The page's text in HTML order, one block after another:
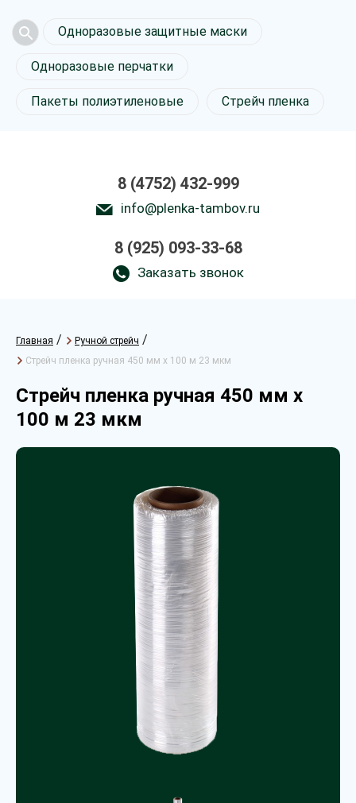
Одноразовые защитные маски
Одноразовые перчатки
Пакеты полиэтиленовые Стрейч пленка
8 (4752) 432-999
info@plenka-tambov.ru
8 (925) 093-33-68
Заказать звонок
Главная / Ручной стрейч /
Стрейч пленка ручная 450 мм х 100 м 23 мкм
Стрейч пленка ручная 450 мм х
100 м 23 мкм